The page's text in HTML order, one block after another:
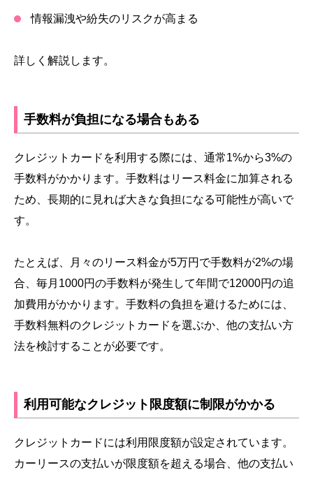
情報漏洩や紛失のリスクが高まる
詳しく解説します。
手数料が負担になる場合もある
クレジットカードを利用する際には、通常1%から3%の
手数料がかかります。手数料はリース料金に加算される
ため、長期的に見れば大きな負担になる可能性が高いで
す。
たとえば、月々のリース料金が5万円で手数料が2%の場
合、毎月1000円の手数料が発生して年間で12000円の追
加費用がかかります。手数料の負担を避けるためには、
手数料無料のクレジットカードを選ぶか、他の支払い方
法を検討することが必要です。
利用可能なクレジット限度額に制限がかかる
クレジットカードには利用限度額が設定されています。
カーリースの支払いが限度額を超える場合、他の支払い